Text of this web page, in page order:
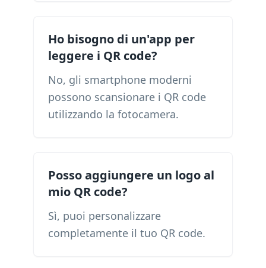
Ho bisogno di un'app per
leggere i QR code?
No, gli smartphone moderni
possono scansionare i QR code
utilizzando la fotocamera.
Posso aggiungere un logo al
mio QR code?
Sì, puoi personalizzare
completamente il tuo QR code.